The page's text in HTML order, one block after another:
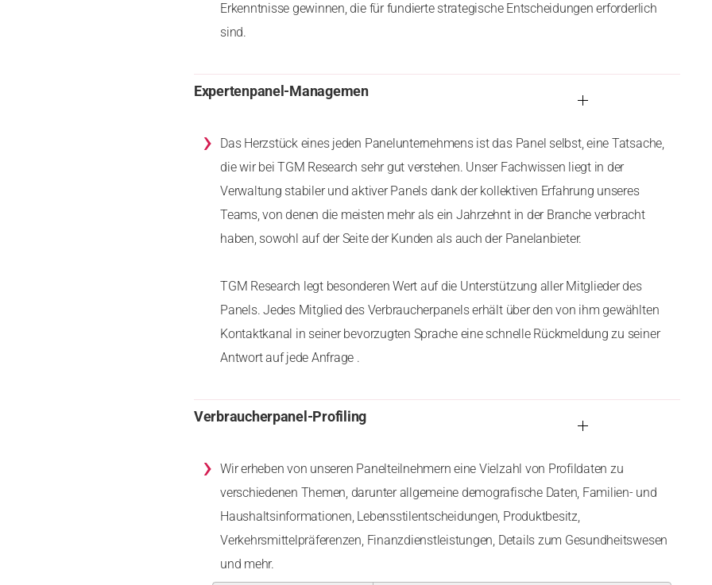
Erkenntnisse gewinnen, die für fundierte strategische Entscheidungen erforderlich
sind.
Expertenpanel-Managemen
›
Das Herzstück eines jeden Panelunternehmens ist das Panel selbst, eine Tatsache,
die wir bei TGM Research sehr gut verstehen. Unser Fachwissen liegt in der
Verwaltung stabiler und aktiver Panels dank der kollektiven Erfahrung unseres
Teams, von denen die meisten mehr als ein Jahrzehnt in der Branche verbracht
haben, sowohl auf der Seite der Kunden als auch der Panelanbieter.
TGM Research legt besonderen Wert auf die Unterstützung aller Mitglieder des
Panels. Jedes Mitglied des Verbraucherpanels erhält über den von ihm gewählten
Kontaktkanal in seiner bevorzugten Sprache eine schnelle Rückmeldung zu seiner
Antwort auf jede Anfrage .
Verbraucherpanel-Profiling
› Wir erheben von unseren Panelteilnehmern eine Vielzahl von Profildaten zu
verschiedenen Themen, darunter allgemeine demografische Daten, Familien- und
Haushaltsinformationen, Lebensstilentscheidungen, Produktbesitz,
Verkehrsmittelpräferenzen, Finanzdienstleistungen, Details zum Gesundheitswesen
und mehr.